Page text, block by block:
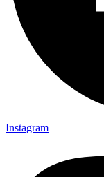
Instagram